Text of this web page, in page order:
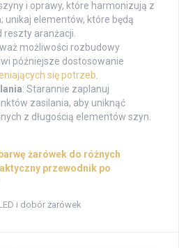
i oprawy, które harmonizują z
unikaj elementów, które będą
aranżacji.
możliwości rozbudowy
późniejsze dostosowanie
się potrzeb
: Starannie zaplanuj
zasilania, aby uniknąć
z długością elementów szyn.
żarówek do różnych
przewodnik po
i dobór żarówek